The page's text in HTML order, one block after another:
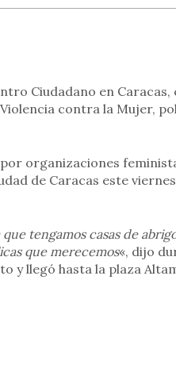
Ciudadano en Caracas,
contra la Mujer,
organizaciones
de Caracas este
tengamos casas de
que merecemos«, dijo
y llegó hasta la plaza